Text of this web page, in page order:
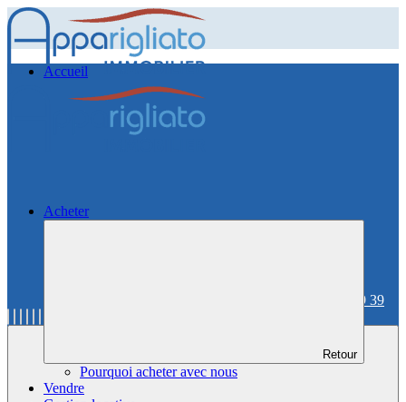
06 59 36 59 39
Accueil
Acheter
Retour
Pourquoi acheter avec nous
Vendre